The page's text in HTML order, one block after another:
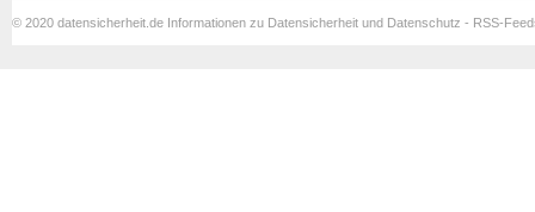
© 2020 datensicherheit.de Informationen zu Datensicherheit und Datenschutz - RSS-